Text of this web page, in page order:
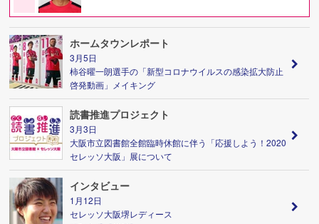
ホームタウンレポート
3月5日
柿谷曜一朗選手の「新型コロナウイルスの感染拡大防止
啓発動画」メイキング
読書推進プロジェクト
3月3日
大阪市立図書館全館臨時休館に伴う「応援しよう！2020
セレッソ大阪」展について
インタビュー
1月12日
セレッソ大阪堺レディース